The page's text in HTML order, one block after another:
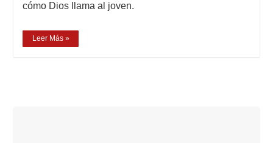
cómo Dios llama al joven.
Leer Más »